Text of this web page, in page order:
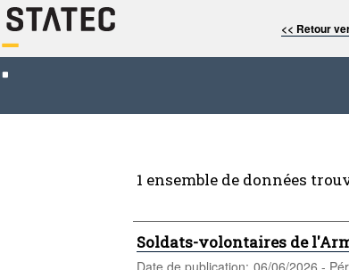
<< Retour
1 ensemble de données
Soldats-volontaires de
Date de publication: 06/06/2026 -